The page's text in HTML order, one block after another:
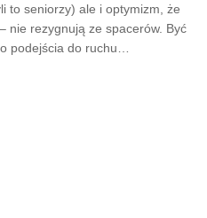
to seniorzy) ale i optymizm, że
nie rezygnują ze spacerów. Być
podejścia do ruchu…